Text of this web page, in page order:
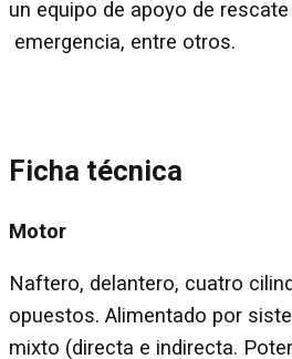
un equipo de apoyo de
emergencia, entre otros.
Ficha técnica
Motor
Naftero, delantero, cuatro
opuestos. Alimentado por
mixto (directa e indirecta.